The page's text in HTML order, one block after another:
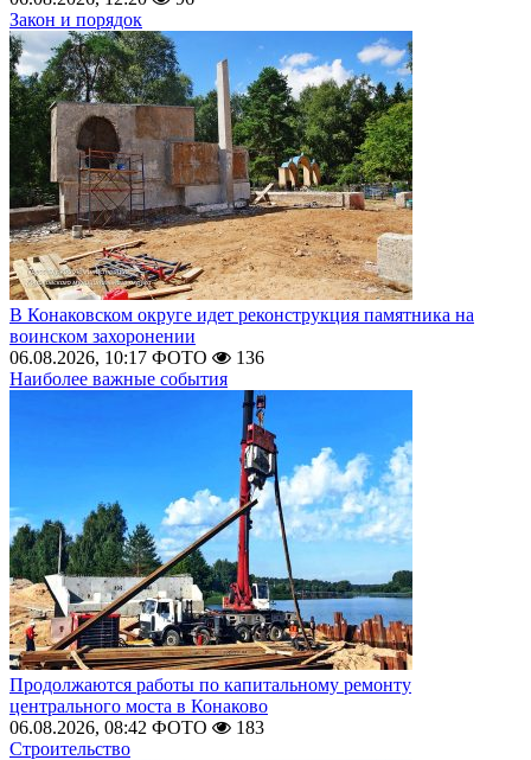
Закон и порядок
В Конаковском округе идет реконструкция памятника на
воинском захоронении
06.08.2026, 10:17 ФОТО
136
Наиболее важные события
Продолжаются работы по капитальному ремонту
центрального моста в Конаково
06.08.2026, 08:42 ФОТО
183
Строительство